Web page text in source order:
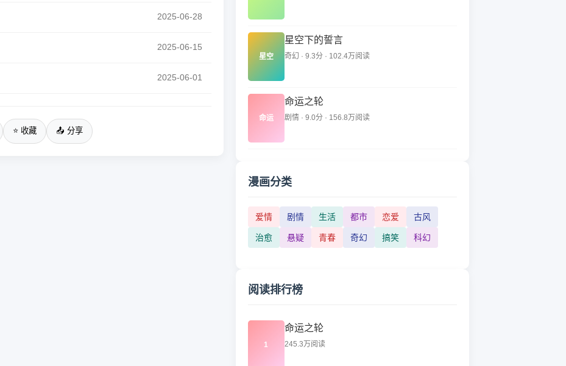
2025-06-28
2025-06-15
2025-06-01
⭐ 收藏 📤 分享
星空
星空下的誓言
奇幻 · 9.3分 · 102.4万阅读
命运
命运之轮
剧情 · 9.0分 · 156.8万阅读
漫画分类
爱情 剧情 生活 都市 恋爱 古风
治愈 悬疑 青春 奇幻 搞笑 科幻
阅读排行榜
1
命运之轮
245.3万阅读